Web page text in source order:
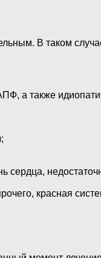
В таком
а также
красная